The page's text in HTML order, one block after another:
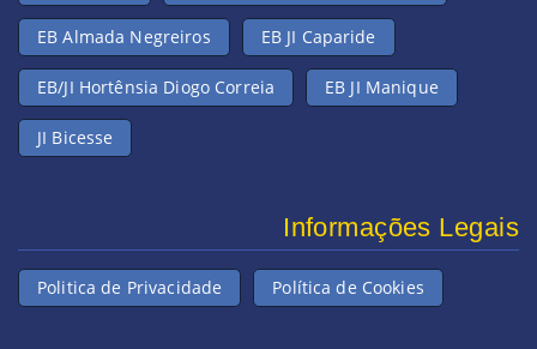
EB Almada Negreiros EB JI Caparide
EB/JI Hortênsia Diogo Correia EB JI Manique
JI Bicesse
Informações Legais
Politica de Privacidade Política de Cookies